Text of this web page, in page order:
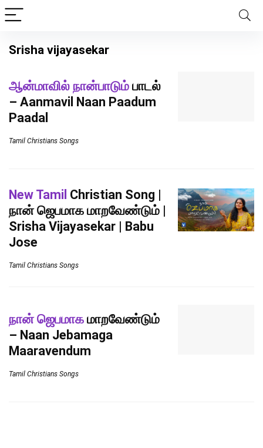
Srisha vijayasekar
ஆன்மாவில் நான்பாடும் பாடல்
– Aanmavil Naan Paadum
Paadal
Tamil Christians Songs
New Tamil Christian Song |
நான் ஜெபமாக மாறவேண்டும் |
Srisha Vijayasekar | Babu
Jose
Tamil Christians Songs
நான் ஜெபமாக மாறவேண்டும்
– Naan Jebamaga
Maaravendum
Tamil Christians Songs